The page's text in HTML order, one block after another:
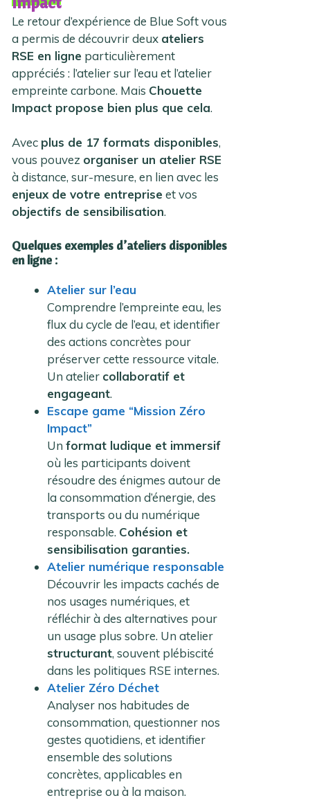
Le retour d’expérience de Blue Soft vous
a permis de découvrir deux ateliers
RSE en ligne particulièrement
appréciés : l’atelier sur l’eau et l’atelier
empreinte carbone. Mais Chouette
Impact propose bien plus que cela.
Avec plus de 17 formats disponibles,
vous pouvez organiser un atelier RSE
à distance, sur-mesure, en lien avec les
enjeux de votre entreprise et vos
objectifs de sensibilisation.
Quelques exemples d’ateliers disponibles
en ligne :
Atelier sur l’eau
Comprendre l’empreinte eau, les
flux du cycle de l’eau, et identifier
des actions concrètes pour
préserver cette ressource vitale.
Un atelier collaboratif et
engageant.
Escape game “Mission Zéro
Impact”
Unformat ludique et immersif
où les participants doivent
résoudre des énigmes autour de
la consommation d’énergie, des
transports ou du numérique
responsable. Cohésion et
sensibilisation garanties.
Atelier numérique responsable
Découvrir les impacts cachés de
nos usages numériques, et
réfléchir à des alternatives pour
un usage plus sobre. Un atelier
structurant, souvent plébiscité
dans les politiques RSE internes.
Atelier Zéro Déchet
Analyser nos habitudes de
consommation, questionner nos
gestes quotidiens, et identifier
ensemble des solutions
concrètes, applicables en
entreprise ou à la maison.